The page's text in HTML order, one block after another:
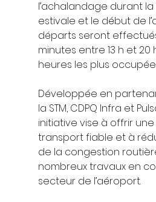
l’achalandage durant
estivale et le début de
départs seront
minutes entre 13 h et 20
heures les plus
Développée en
la STM, CDPQ Infra et
initiative vise à offrir
transport fiable et à
de la congestion
nombreux travaux en
secteur de l’aéroport.